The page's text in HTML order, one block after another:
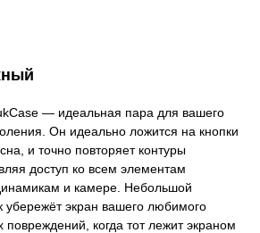
— идеальная пара для вашего
Он идеально ложится на кнопки
и точно повторяет контуры
доступ ко всем элементам
и камере. Небольшой
убережёт экран вашего любимого
повреждений, когда тот лежит экраном